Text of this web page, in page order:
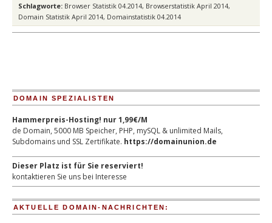
Schlagworte: Browser Statistik 04.2014, Browserstatistik April 2014,
Domain Statistik April 2014, Domainstatistik 04.2014
DOMAIN SPEZIALISTEN
Hammerpreis-Hosting! nur 1,99€/M
de Domain, 5000 MB Speicher, PHP, mySQL & unlimited Mails,
Subdomains und SSL Zertifikate. https://domainunion.de
Dieser Platz ist für Sie reserviert!
kontaktieren Sie uns bei Interesse
AKTUELLE DOMAIN-NACHRICHTEN: